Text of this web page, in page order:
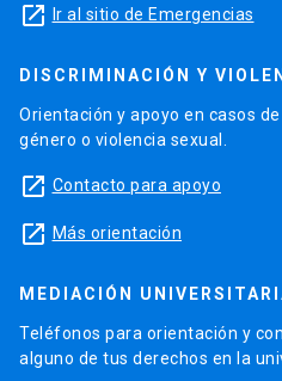
launch Ir al sitio de Emergencias
DISCRIMINACIÓN Y
Orientación y apoyo en casos
género o violencia sexual.
launch Contacto para apoyo
launch Más orientación
MEDIACIÓN
Teléfonos para orientación y
alguno de tus derechos en la